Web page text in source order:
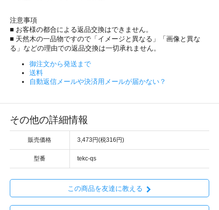
注意事項
■ お客様の都合による返品交換はできません。
■ 天然木の一品物ですので「イメージと異なる」「画像と異な
る」などの理由での返品交換は一切承れません。
御注文から発送まで
送料
自動返信メールや決済用メールが届かない？
その他の詳細情報
販売価格 3,473円(税316円)
型番 tekc-qs
この商品を友達に教える